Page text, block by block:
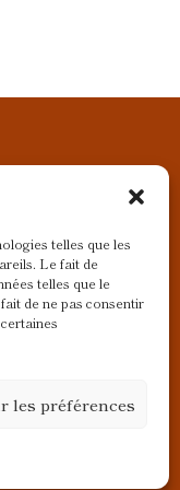
telles que les
Le fait de
telles que le
de ne pas consentir
les préférences